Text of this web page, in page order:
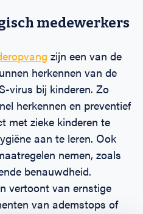
medewerkers
zijn een van de
herkennen van de
virus bij kinderen. Zo
herkennen en preventief
met zieke kinderen te
aan te leren. Ook
nemen, zoals
benauwdheid.
vertoont van ernstige
van ademstops of